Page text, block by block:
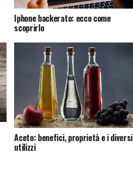
Iphone hackerato: ecco come
scoprirlo
Aceto: benefici, proprietà e i diversi
utilizzi